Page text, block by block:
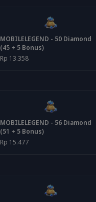
MOBILELEGEND - 50 Diamond
(45 + 5 Bonus)
Rp 13.358
MOBILELEGEND - 56 Diamond
(51 + 5 Bonus)
Rp 15.477